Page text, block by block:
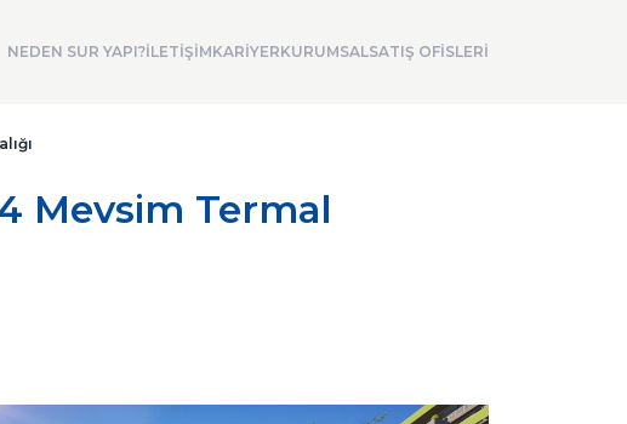
NEDEN SUR YAPI?İLETİŞİMKARİYERKURUMSALSATIŞ OFİSLERİ
Mevsim Termal